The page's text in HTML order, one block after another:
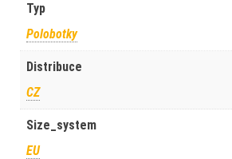
Typ
Polobotky
Distribuce
CZ
Size_system
EU